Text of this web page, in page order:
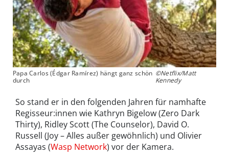
Papa Carlos (Édgar Ramírez) hängt ganz schön
durch
©Netflix/Matt
Kennedy
So stand er in den folgenden Jahren für namhafte
Regisseur:innen wie Kathryn Bigelow (Zero Dark
Thirty), Ridley Scott (The Counselor), David O.
Russell (Joy – Alles außer gewöhnlich) und Olivier
Assayas (Wasp Network) vor der Kamera.